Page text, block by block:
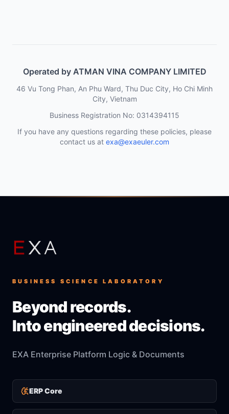
Operated by ATMAN VINA COMPANY LIMITED
46 Vu Tong Phan, An Phu Ward, Thu Duc City, Ho Chi Minh
City, Vietnam
Business Registration No: 0314394115
If you have any questions regarding these policies, please
contact us at exa@exaeuler.com
BUSINESS SCIENCE LABORATORY
Beyond records.
Into engineered decisions.
EXA Enterprise Platform Logic & Documents
ERP Core